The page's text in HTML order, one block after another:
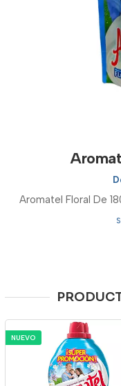
Aromatel Floral De
NUEVO